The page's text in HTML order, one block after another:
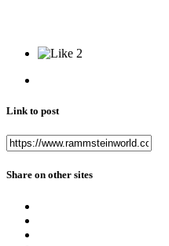
2
Link to post
Share on other sites